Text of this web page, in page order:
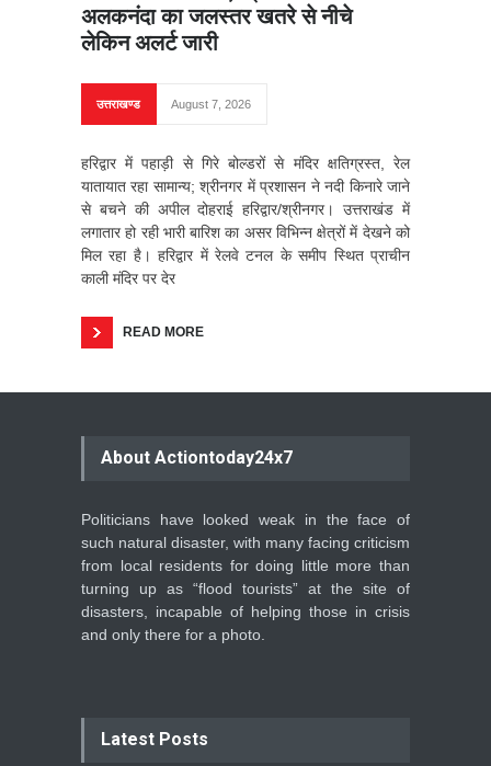
अलकनंदा का जलस्तर खतरे से नीचे
लेकिन अलर्ट जारी
उत्तराखण्ड August 7, 2026
हरिद्वार में पहाड़ी से गिरे बोल्डरों से मंदिर क्षतिग्रस्त, रेल
यातायात रहा सामान्य; श्रीनगर में प्रशासन ने नदी किनारे जाने
से बचने की अपील दोहराई हरिद्वार/श्रीनगर। उत्तराखंड में
लगातार हो रही भारी बारिश का असर विभिन्न क्षेत्रों में देखने को
मिल रहा है। हरिद्वार में रेलवे टनल के समीप स्थित प्राचीन
काली मंदिर पर देर
READ MORE
About Actiontoday24x7
Politicians have looked weak in the face of
such natural disaster, with many facing criticism
from local residents for doing little more than
turning up as “flood tourists” at the site of
disasters, incapable of helping those in crisis
and only there for a photo.
Latest Posts